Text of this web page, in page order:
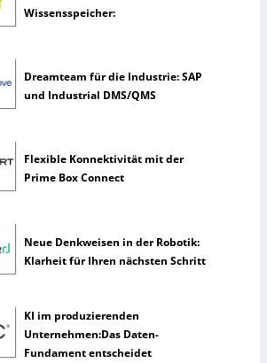
Wissensspeicher:
Dreamteam für die Industrie: SAP
und Industrial DMS/QMS
Flexible Konnektivität mit der
Prime Box Connect
Neue Denkweisen in der Robotik:
Klarheit für Ihren nächsten Schritt
KI im produzierenden
Unternehmen:Das Daten-
Fundament entscheidet